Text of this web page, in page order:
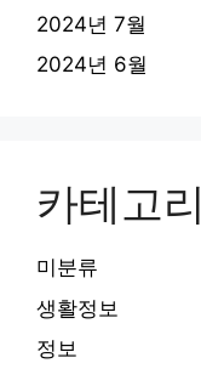
2024년 7월
2024년 6월
카테고리
미분류
생활정보
정보